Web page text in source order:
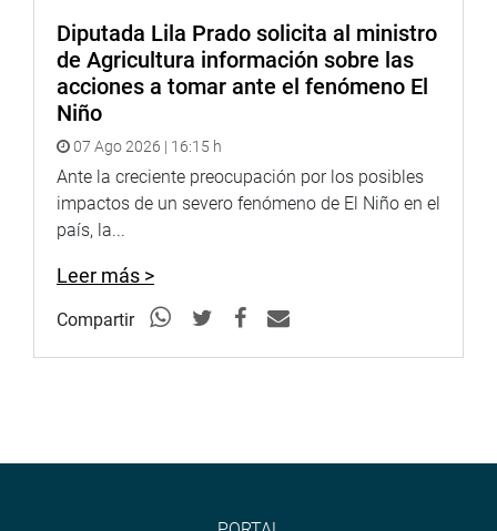
Diputada Lila Prado solicita al ministro
de Agricultura información sobre las
acciones a tomar ante el fenómeno El
Niño
07 Ago 2026 | 16:15 h
Ante la creciente preocupación por los posibles
impactos de un severo fenómeno de El Niño en el
país, la...
Leer más >
Compartir